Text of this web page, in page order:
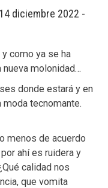
14 diciembre 2022 -
como ya se ha
nueva molonidad…
donde estará y en
moda tecnomante.
menos de acuerdo
ahí es ruidera y
calidad nos
que vomita